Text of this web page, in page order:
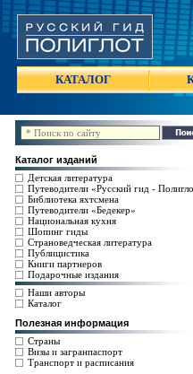
КАТАЛОГ
Каталог изданий
Детская литература
Путеводители «Русский гид -
Библиотека яхтсмена
Путеводители «Бедекер»
Национальная кухня
Шопинг гиды
Страноведческая литература
Публицистика
Книги партнеров
Подарочные издания
Наши авторы
Каталог
Полезная информация
Страны
Визы и загранпаспорт
Транспорт и расписания